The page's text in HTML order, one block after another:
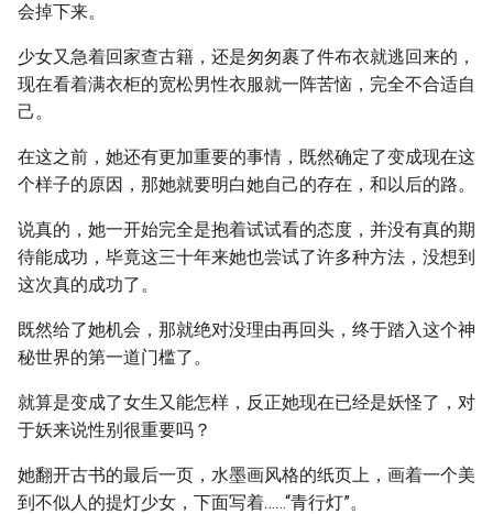
会掉下来。
少女又急着回家查古籍，还是匆匆裹了件布衣就逃回来的，
现在看着满衣柜的宽松男性衣服就一阵苦恼，完全不合适自
己。
在这之前，她还有更加重要的事情，既然确定了变成现在这
个样子的原因，那她就要明白她自己的存在，和以后的路。
说真的，她一开始完全是抱着试试看的态度，并没有真的期
待能成功，毕竟这三十年来她也尝试了许多种方法，没想到
这次真的成功了。
既然给了她机会，那就绝对没理由再回头，终于踏入这个神
秘世界的第一道门槛了。
就算是变成了女生又能怎样，反正她现在已经是妖怪了，对
于妖来说性别很重要吗？
她翻开古书的最后一页，水墨画风格的纸页上，画着一个美
到不似人的提灯少女，下面写着……“青行灯”。